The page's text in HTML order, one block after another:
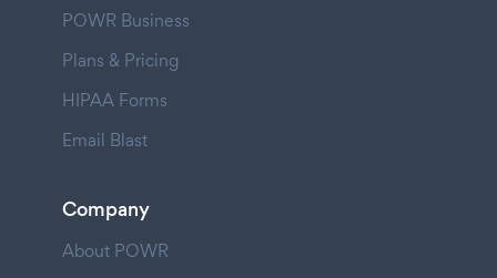
POWR Business
Plans & Pricing
HIPAA Forms
Email Blast
Company
About POWR